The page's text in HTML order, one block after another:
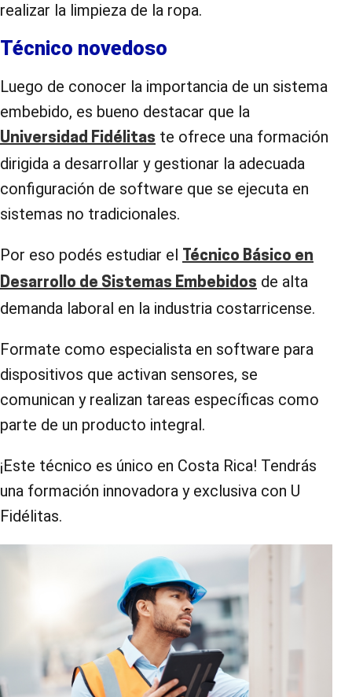
realizar la limpieza de la ropa.
Técnico novedoso
Luego de conocer la importancia de un sistema
embebido, es bueno destacar que la
Universidad Fidélitas te ofrece una formación
dirigida a desarrollar y gestionar la adecuada
configuración de software que se ejecuta en
sistemas no tradicionales.
Por eso podés estudiar el Técnico Básico en
Desarrollo de Sistemas Embebidos de alta
demanda laboral en la industria costarricense.
Formate como especialista en software para
dispositivos que activan sensores, se
comunican y realizan tareas específicas como
parte de un producto integral.
¡Este técnico es único en Costa Rica! Tendrás
una formación innovadora y exclusiva con U
Fidélitas.